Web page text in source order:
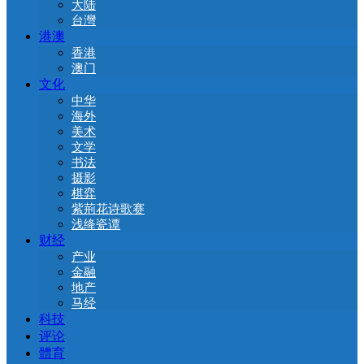
大陆
台灣
港澳
香港
澳门
文化
中华
海外
美术
文学
书法
摄影
棋弈
紫荊花诗歌赛
浅绛瓷谭
财经
产业
金融
地产
马经
科技
评论
體育